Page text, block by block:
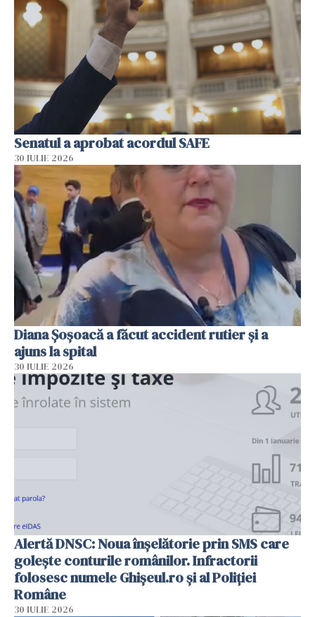
Senatul a aprobat acordul SAFE
30 IULIE 2026
Diana Șoșoacă a făcut accident rutier și a
ajuns la spital
30 IULIE 2026
Alertă DNSC: Noua înșelătorie prin SMS care
golește conturile românilor. Infractorii
folosesc numele Ghișeul.ro și al Poliției
Române
30 IULIE 2026